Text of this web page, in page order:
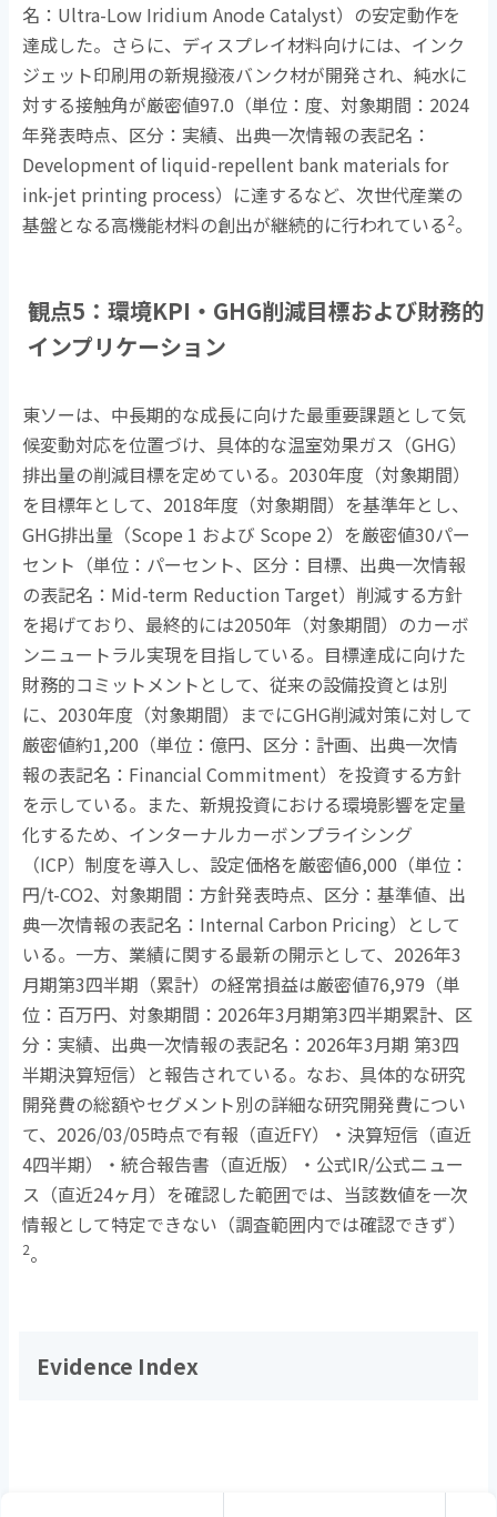
名： Ultra-Low Iridium Anode Catalyst）の安定動作を
達成した。さらに、ディスプレイ材料向けには、インク
ジェット印刷用の新規撥液バンク材が開発され、純水に
対する接触角が厳密値97.0 （単位：度、対象期間： 2024
年発表時点、区分：実績、出典一次情報の表記名：
Development of liquid-repellent bank materials for
ink-jet printing process）に達するなど、次世代産業の
基盤となる高機能材料の創出が継続的に行われている2。
観点5 ：環境KPI ・ GHG削減目標および財務的
インプリケーション
東ソーは、中長期的な成長に向けた最重要課題として気
候変動対応を位置づけ、具体的な温室効果ガス（GHG）
排出量の削減目標を定めている。 2030年度（対象期間）
を目標年として、 2018年度（対象期間）を基準年とし、
GHG排出量（Scope 1 および Scope 2）を厳密値30パー
セント（単位：パーセント、区分：目標、出典一次情報
の表記名： Mid-term Reduction Target）削減する方針
を掲げており、最終的には2050年（対象期間）のカーボ
ンニュートラル実現を目指している。目標達成に向けた
財務的コミットメントとして、従来の設備投資とは別
に、 2030年度（対象期間）までにGHG削減対策に対して
厳密値約1,200 （単位：億円、区分：計画、出典一次情
報の表記名： Financial Commitment）を投資する方針
を示している。また、新規投資における環境影響を定量
化するため、インターナルカーボンプライシング
（ICP）制度を導入し、設定価格を厳密値6,000 （単位：
円/t-CO2、対象期間：方針発表時点、区分：基準値、出
典一次情報の表記名： Internal Carbon Pricing）として
いる。一方、業績に関する最新の開示として、 2026年3
月期第3四半期（累計）の経常損益は厳密値76,979 （単
位：百万円、対象期間： 2026年3月期第3四半期累計、区
分：実績、出典一次情報の表記名： 2026年3月期 第3四
半期決算短信）と報告されている。なお、具体的な研究
開発費の総額やセグメント別の詳細な研究開発費につい
て、 2026/03/05時点で有報（直近FY）・決算短信（直近
4四半期）・統合報告書（直近版）・公式IR/公式ニュー
ス（直近24ヶ月）を確認した範囲では、当該数値を一次
情報として特定できない（調査範囲内では確認できず）
2。
Evidence Index